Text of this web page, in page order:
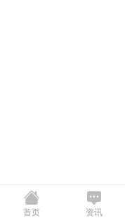
首页 资讯